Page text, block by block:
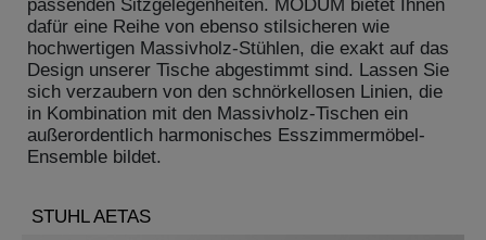
passenden Sitzgelegenheiten. MODUM bietet Ihnen
dafür eine Reihe von ebenso stilsicheren wie
hochwertigen Massivholz-Stühlen, die exakt auf das
Design unserer Tische abgestimmt sind. Lassen Sie
sich verzaubern von den schnörkellosen Linien, die
in Kombination mit den Massivholz-Tischen ein
außerordentlich harmonisches Esszimmermöbel-
Ensemble bildet.
STUHL AETAS